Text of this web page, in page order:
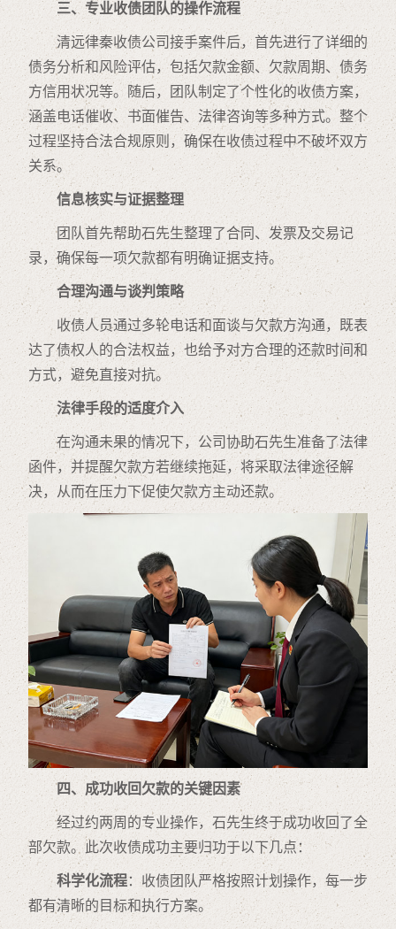
三、专业收债团队的操作流程
清远律秦收债公司接手案件后，首先进行了详细的
债务分析和风险评估，包括欠款金额、欠款周期、债务
方信用状况等。随后，团队制定了个性化的收债方案，
涵盖电话催收、书面催告、法律咨询等多种方式。整个
过程坚持合法合规原则，确保在收债过程中不破坏双方
关系。
信息核实与证据整理
团队首先帮助石先生整理了合同、发票及交易记
录，确保每一项欠款都有明确证据支持。
合理沟通与谈判策略
收债人员通过多轮电话和面谈与欠款方沟通，既表
达了债权人的合法权益，也给予对方合理的还款时间和
方式，避免直接对抗。
法律手段的适度介入
在沟通未果的情况下，公司协助石先生准备了法律
函件，并提醒欠款方若继续拖延，将采取法律途径解
决，从而在压力下促使欠款方主动还款。
四、成功收回欠款的关键因素
经过约两周的专业操作，石先生终于成功收回了全
部欠款。此次收债成功主要归功于以下几点：
科学化流程：收债团队严格按照计划操作，每一步
都有清晰的目标和执行方案。